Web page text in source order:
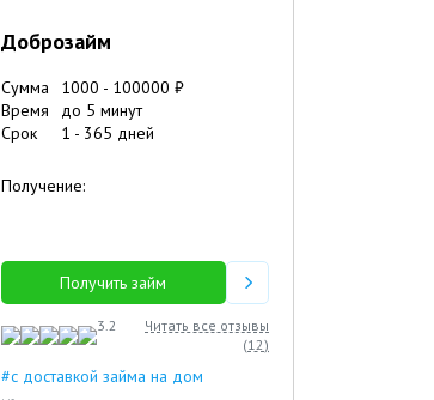
Доброзайм
Сумма 1000 - 100000 ₽
Время
до 5 минут
Срок
1 - 365 дней
Получение:
Получить займ
3.2
Читать все отзывы
(12)
#с доставкой займа на дом